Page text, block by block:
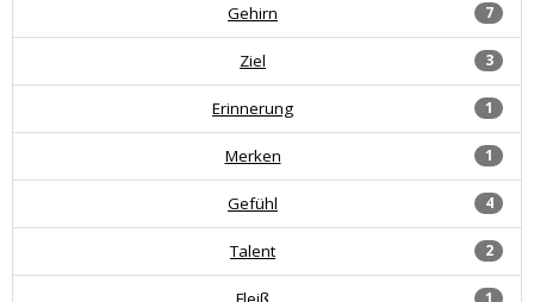
7
Gehirn
3
Ziel
1
Erinnerung
1
Merken
4
Gefühl
2
Talent
1